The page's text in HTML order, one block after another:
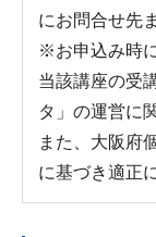
にお問合せ先
※お申込み時
当該講座の受
タ」の運営に
また、大阪府
に基づき適正